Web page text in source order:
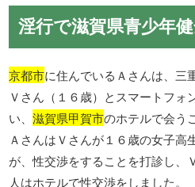
淫行で滋賀県青少年
京都市に住んでいるＡさんは、三
Ｖさん（１６歳）とスマートフォ
い、滋賀県甲賀市のホテルで会う
ＡさんはＶさんが１６歳の女子高
が、性交渉をすることを打診し、
人はホテルで性交渉をしました。